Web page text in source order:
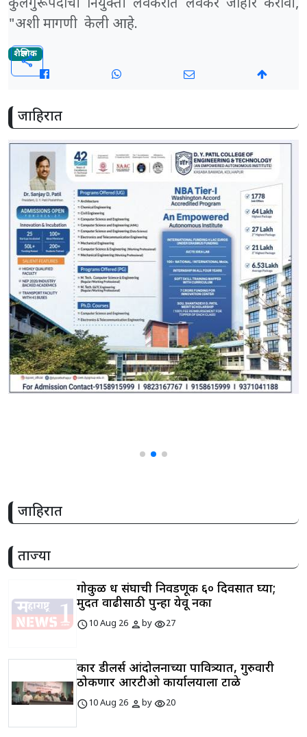
कुलगुरूपदाची नियुक्ती लवकरात लवकर जाहीर करावी,
"अशी मागणी केली आहे.
शैक्षणिक
जाहिरात
जाहिरात
ताज्या
गोकुळ दूध संघाची निवडणूक ६० दिवसात घ्या;
मुदत वाढीसाठी पुन्हा येवू नका
schedule10 Aug 26 personbyvisibility27
कार डीलर्स आंदोलनाच्या पावित्र्यात, गुरुवारी
ठोकणार आरटीओ कार्यालयाला टाळे
schedule10 Aug 26 personbyvisibility20
share